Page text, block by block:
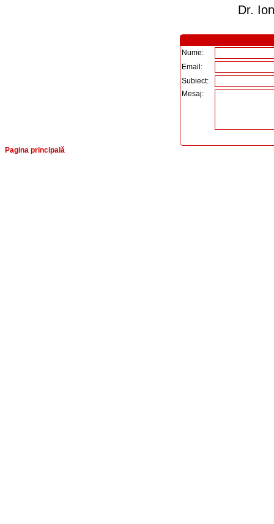
Dr.
Nume:
Email:
Subiect:
Mesaj:
Pagina principală